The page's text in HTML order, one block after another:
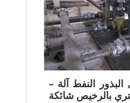
النفط آلة –